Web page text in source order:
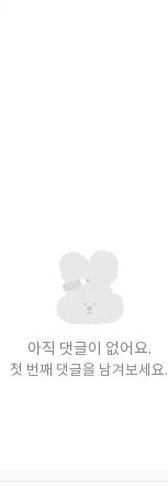
아직 댓글이 없어요.
첫 번째 댓글을 남겨보세요.